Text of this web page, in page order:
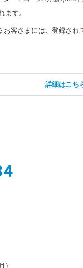
ます。
客さまには、登録さ
詳細はこち
）